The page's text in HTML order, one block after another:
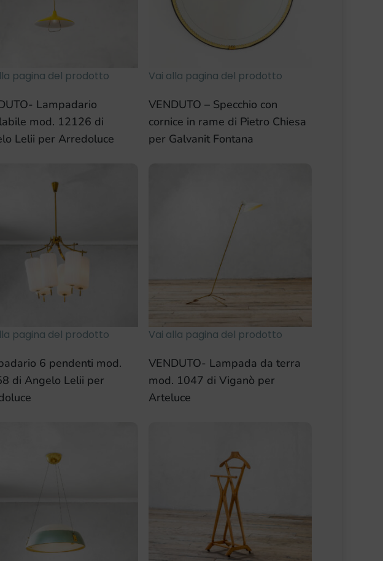
pagina del prodotto
Lampadario
mod. 12126 di
Lelii per Arredoluce
Vai alla pagina del prodotto
VENDUTO – Specchio con
cornice in rame di Pietro Chiesa
per Galvanit Fontana
pagina del prodotto
6 pendenti mod.
di Angelo Lelii per
Vai alla pagina del prodotto
VENDUTO- Lampada da terra
mod. 1047 di Viganò per
Arteluce